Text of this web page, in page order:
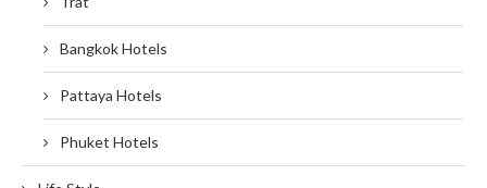
Bangkok Hotels
Pattaya Hotels
Phuket Hotels